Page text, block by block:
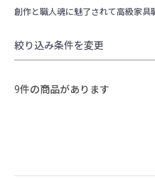
創作と職人魂に魅了されて高級家具
絞り込み条件を変更
9件の商品があります